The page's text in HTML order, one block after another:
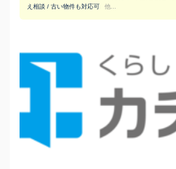
え相談 / 古い物件も対応可
他...